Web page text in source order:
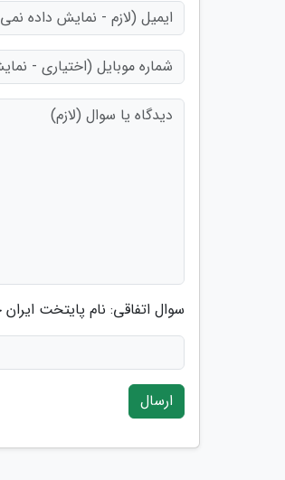
سوال اتفاقی: نام پایتخت
ارسال